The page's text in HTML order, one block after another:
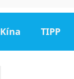
Kína TIPP